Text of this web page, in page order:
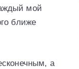
мой
ближе
а